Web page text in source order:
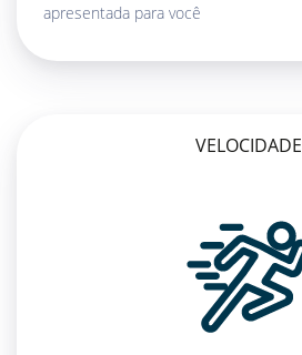
apresentada para você
VELOCIDADE